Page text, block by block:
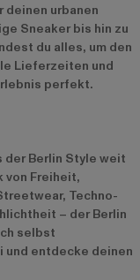
urbanen
Sneaker bis hin zu
du alles, um den
Lieferzeiten und
perfekt.
der Berlin Style weit
von Freiheit,
Techno-
– der Berlin
selbst
und entdecke deinen